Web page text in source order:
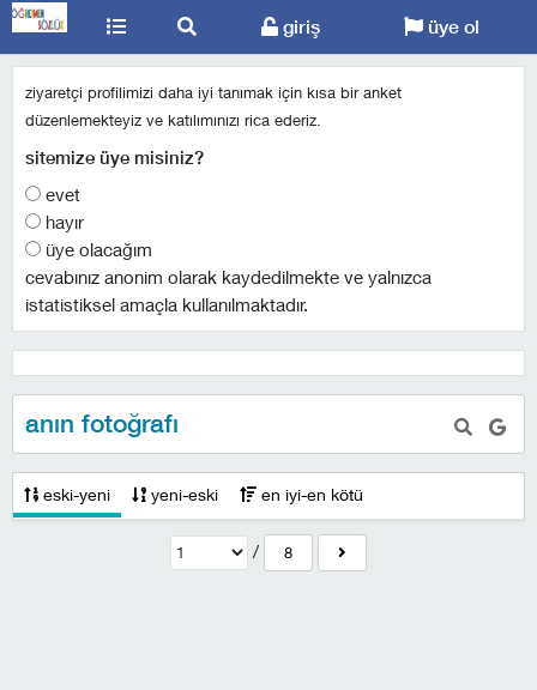
giriş üye ol
ziyaretçi profilimizi daha iyi tanımak için kısa bir anket
düzenlemekteyiz ve katılımınızı rica ederiz.
sitemize üye misiniz?
evet
hayır
üye olacağım
cevabınız anonim olarak kaydedilmekte ve yalnızca
istatistiksel amaçla kullanılmaktadır.
anın fotoğrafı
eski-yeni yeni-eski en iyi-en kötü
/ 8